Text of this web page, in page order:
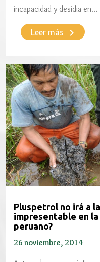
incapacidad y desidia en…
Leer más keyboard_arrow_right
Pluspetrol no irá a
impresentable en la
peruano?
26 noviembre, 2014